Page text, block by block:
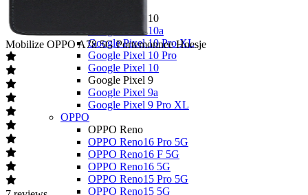
Google Pixel 10
Google Pixel 10a
Google Pixel 10 Pro XL
Google Pixel 10 Pro
Google Pixel 10
Google Pixel 9
Google Pixel 9a
Google Pixel 9 Pro XL
OPPO
OPPO Reno
OPPO Reno16 Pro 5G
OPPO Reno16 F 5G
OPPO Reno16 5G
OPPO Reno15 Pro 5G
OPPO Reno15 5G
Mobilize OPPO A78 5G Portemonnee Hoesje